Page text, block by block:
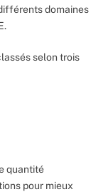
domaines
selon trois
quantité
pour mieux